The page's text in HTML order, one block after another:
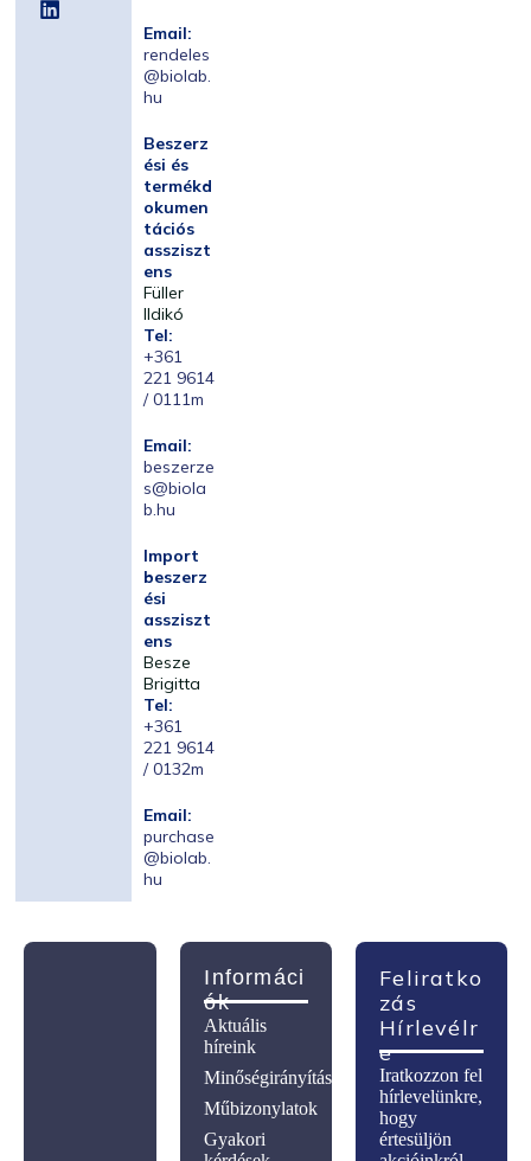
Email:
rendeles
@biolab.
hu
Beszerz
ési és
termékd
okumen
tációs
assziszt
ens
Füller
Ildikó
Tel:
+361
221 9614
/ 0111m
Email:
beszerze
s@biola
b.hu
Import
beszerz
ési
assziszt
ens
Besze
Brigitta
Tel:
+361
221 9614
/ 0132m
Email:
purchase
@biolab.
hu
Feliratko
Zás
Hírlevélr
E
Iratkozzon fel
hírlevelünkre,
hogy
értesüljön
Informáci
Ók
Aktuális
híreink
Minőségirányítás
Műbizonylatok
Gyakori